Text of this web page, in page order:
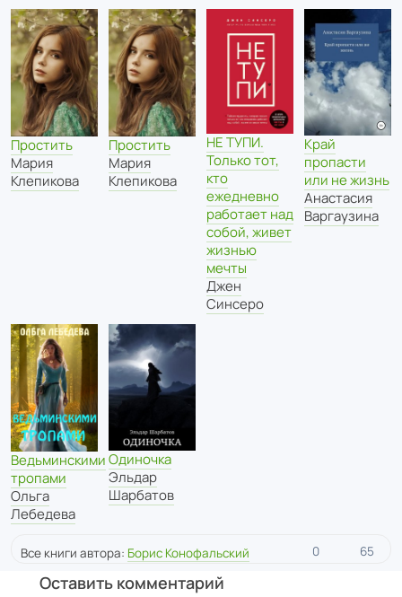
Простить
Мария
Клепикова
Простить
Мария
Клепикова
НЕ ТУПИ.
Только тот,
кто
ежедневно
работает над
собой, живет
жизнью
мечты
Джен
Синсеро
Край
пропасти
или не жизнь
Анастасия
Варгаузина
Ведьминскими
тропами
Ольга
Лебедева
Одиночка
Эльдар
Шарбатов
Все книги автора: Борис Конофальский 0 65
Оставить комментарий